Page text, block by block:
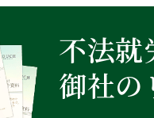
不法就
御社の